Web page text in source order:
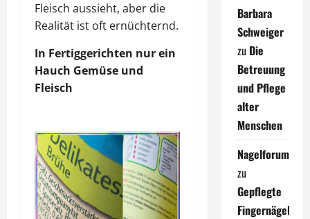
Fleisch aussieht, aber die
Realität ist oft ernüchternd.
In Fertiggerichten nur ein
Hauch Gemüse und
Fleisch
Barbara
Schweiger
zu Die
Betreuung
und Pflege
alter
Menschen
Nagelforum
zu
Gepflegte
Fingernägel